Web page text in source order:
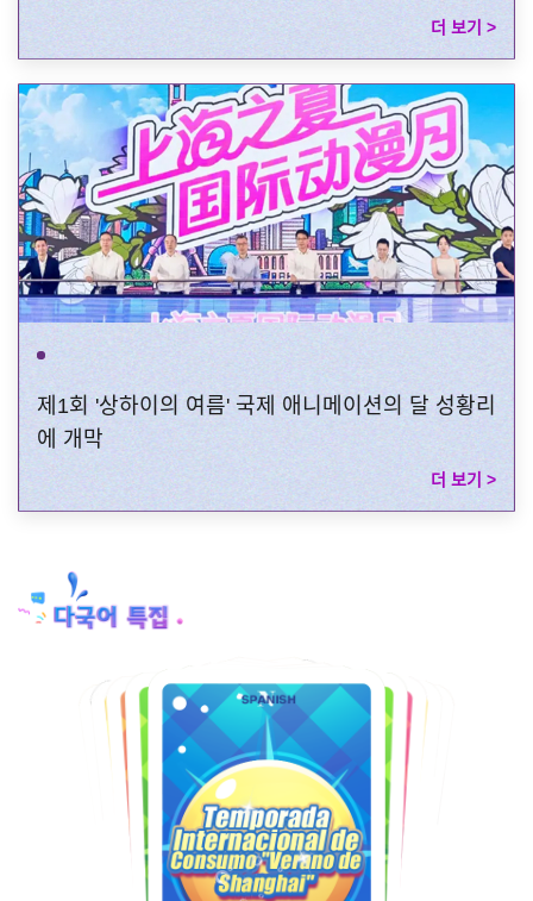
더 보기 >
제1회 '상하이의 여름' 국제 애니메이션의 달 성황리
에 개막
더 보기 >